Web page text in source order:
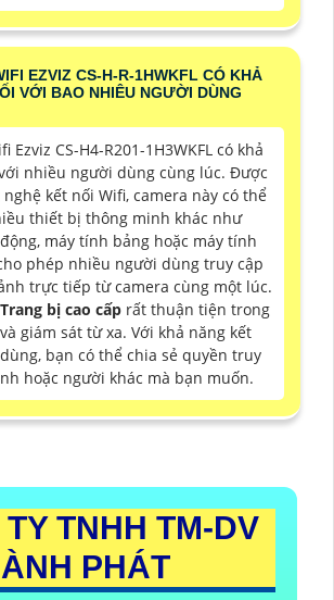
EZVIZ CS-H-R-1HWKFL CÓ KHẢ
VỚI BAO NHIÊU NGƯỜI DÙNG
Ezviz CS-H4-R201-1H3WKFL có khả
nhiều người dùng cùng lúc. Được
kết nối Wifi, camera này có thể
thiết bị thông minh khác như
máy tính bảng hoặc máy tính
phép nhiều người dùng truy cập
trực tiếp từ camera cùng một lúc.
bị cao cấp rất thuận tiện trong
giám sát từ xa. Với khả năng kết
bạn có thể chia sẻ quyền truy
hoặc người khác mà bạn muốn.
TNHH TM-DV
PHÁT